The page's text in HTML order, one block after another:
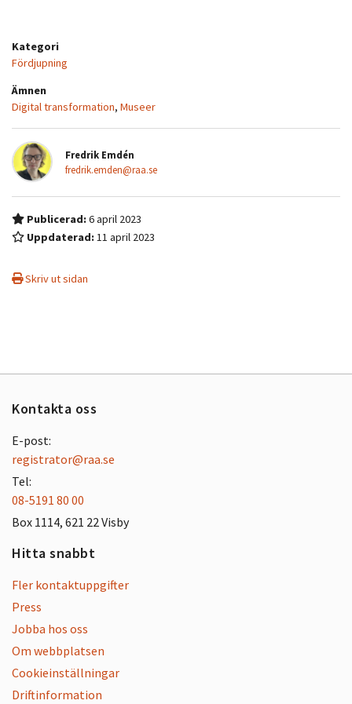
Kategori
Fördjupning
Ämnen
Digital transformation, Museer
Fredrik Emdén
fredrik.emden@raa.se
Publicerad:6 april 2023
Uppdaterad:11 april 2023
Skriv ut sidan
Kontakta oss
E-post:
registrator@raa.se
Tel:
08-5191 80 00
Box 1114, 621 22 Visby
Hitta snabbt
Fler kontaktuppgifter
Press
Jobba hos oss
Om webbplatsen
Cookieinställningar
Driftinformation